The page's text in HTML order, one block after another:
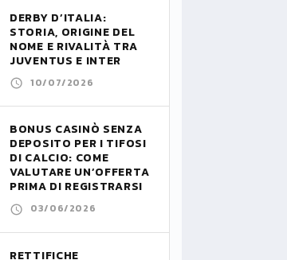
DERBY D’ITALIA:
STORIA, ORIGINE DEL
NOME E RIVALITÀ TRA
JUVENTUS E INTER
10/07/2026
BONUS CASINÒ SENZA
DEPOSITO PER I TIFOSI
DI CALCIO: COME
VALUTARE UN’OFFERTA
PRIMA DI REGISTRARSI
03/06/2026
RETTIFICHE